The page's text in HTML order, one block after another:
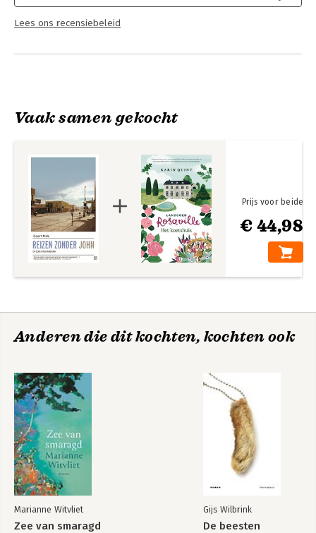
Lees ons recensiebeleid
Vaak samen gekocht
€ 44,98
Prijs voor beide
Anderen die dit kochten, kochten ook
Marianne Witvliet
Zee van smaragd
Gijs Wilbrink
De beesten